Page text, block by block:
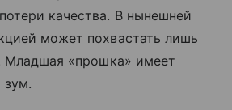
качества. В нынешней
может похвастать лишь
Младшая «прошка» имеет
зум.